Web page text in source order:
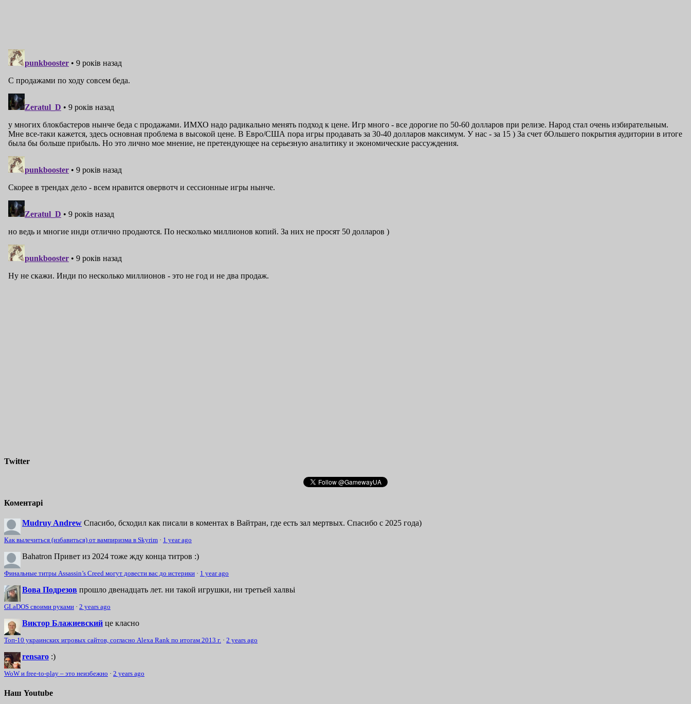
Twitter
Коментарі
Mudruy Andrew Спасибо, бсходил как писали в коментах в Вайтран, где есть зал мертвых. Спасибо с 2025 года)
Как вылечиться (избавиться) от вампиризма в Skyrim · 1 year ago
Bahatron Привет из 2024 тоже жду конца титров :)
Финальные титры Assassin’s Creed могут довести вас до истерики · 1 year ago
Вова Подрезов прошло двенадцать лет. ни такой игрушки, ни третьей халвьі
GLaDOS своими руками · 2 years ago
Виктор Блажиевский це класно
Топ-10 украинских игровых сайтов, согласно Alexa Rank по итогам 2013 г. · 2 years ago
rensaro :)
WoW и free-to-play – это неизбежно · 2 years ago
Наш Youtube